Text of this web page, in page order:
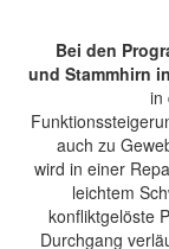
Bei den
und Stammhirn
in
auch zu
wird in einer
leichtem
konfliktgelöste
Durchgang